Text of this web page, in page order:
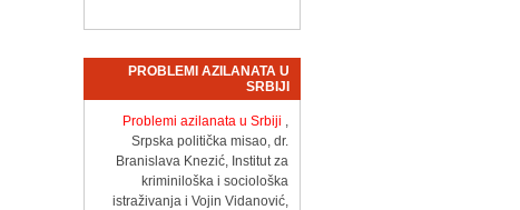
PROBLEMI AZILANATA U
SRBIJI
Problemi azilanata u Srbiji ,
Srpska politička misao, dr.
Branislava Knezić, Institut za
kriminiloška i sociološka
istraživanja i Vojin Vidanović,